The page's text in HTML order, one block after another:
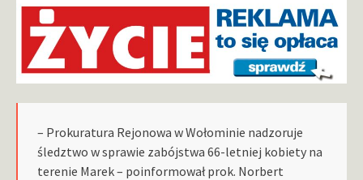
– Prokuratura Rejonowa w Wołominie nadzoruje
śledztwo w sprawie zabójstwa 66-letniej kobiety na
terenie Marek – poinformował prok. Norbert